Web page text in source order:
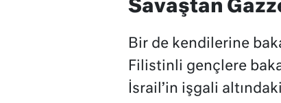
Savaştan
Bir de kendilerine
Filistinli gençlere
İsrail’in işgali